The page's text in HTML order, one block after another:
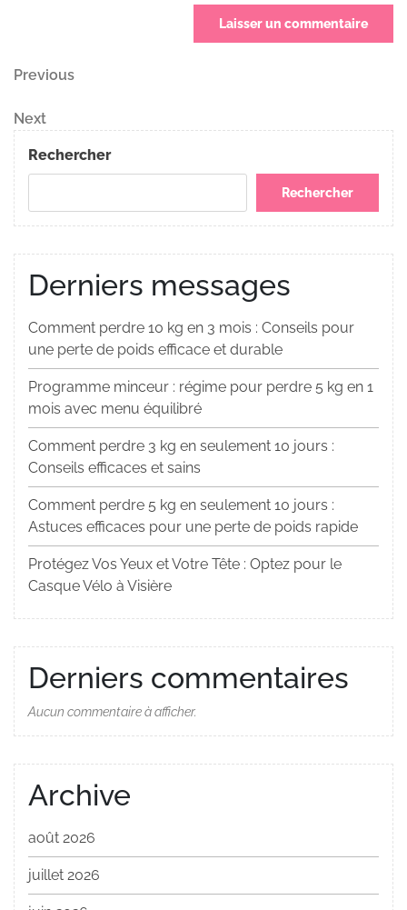
Navigation
de
l’article
Previous
Previous
Next
Post
Next
Rechercher
Rechercher
Derniers messages
Comment perdre 10 kg en 3 mois : Conseils pour
une perte de poids efficace et durable
Programme minceur : régime pour perdre 5 kg en 1
mois avec menu équilibré
Comment perdre 3 kg en seulement 10 jours :
Conseils efficaces et sains
Comment perdre 5 kg en seulement 10 jours :
Astuces efficaces pour une perte de poids rapide
Protégez Vos Yeux et Votre Tête : Optez pour le
Casque Vélo à Visière
Derniers commentaires
Aucun commentaire à afficher.
Archive
août 2026
juillet 2026